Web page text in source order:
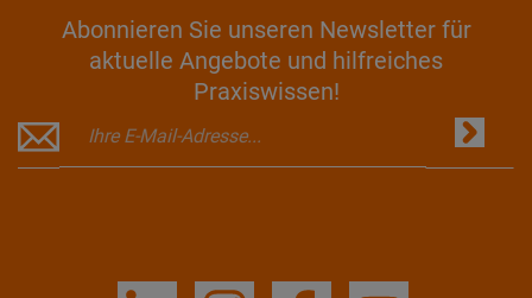
Abonnieren Sie unseren Newsletter für
aktuelle Angebote und hilfreiches
Praxiswissen!